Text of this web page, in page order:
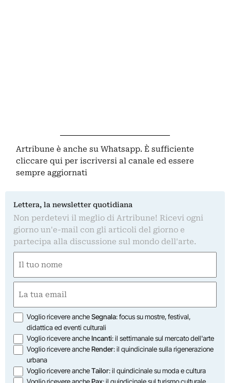
Artribune è anche su Whatsapp. È sufficiente
cliccare qui per iscriversi al canale ed essere
sempre aggiornati
Lettera, la newsletter quotidiana
Non perdetevi il meglio di Artribune! Ricevi ogni
giorno un'e-mail con gli articoli del giorno e
partecipa alla discussione sul mondo dell'arte.
(Required)
First
(Required)
Opzioni
Voglio ricevere ancheSegnala: focus su mostre, festival,
didattica ed eventi culturali
Voglio ricevere ancheIncanti: il settimanale sul mercato dell'arte
Voglio ricevere ancheRender: il quindicinale sulla rigenerazione
urbana
Voglio ricevere ancheTailor: il quindicinale su moda e cultura